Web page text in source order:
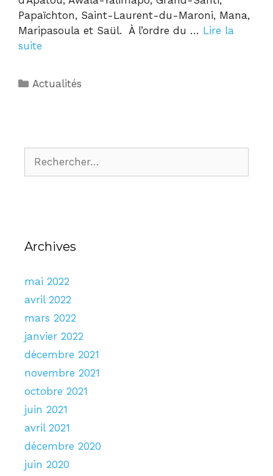
Papaïchton, Saint-Laurent-du-Maroni, Mana,
Maripasoula et Saül. À l’ordre du … Lire la
suite
Actualités
Archives
mai 2022
avril 2022
mars 2022
janvier 2022
décembre 2021
novembre 2021
octobre 2021
juin 2021
avril 2021
décembre 2020
juin 2020